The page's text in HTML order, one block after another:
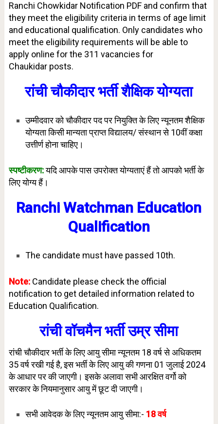
Ranchi Chowkidar Notification PDF and confirm that
they meet the eligibility criteria in terms of age limit
and educational qualification. Only candidates who
meet the eligibility requirements will be able to
apply online for the 311 vacancies for
Chaukidar posts.
रांची चौकीदार भर्ती शैक्षिक योग्यता
उम्मीदवार को चौकीदार पद पर नियुक्ति के लिए न्यूनतम शैक्षिक
योग्यता किसी मान्यता प्राप्त विद्यालय/ संस्थान से 10वीं कक्षा
उत्तीर्ण होना चाहिए।
स्पष्टीकरण:यदि आपके पास उपरोक्त योग्यताएं हैं तो आपको भर्ती के
लिए योग्य हैं।
Ranchi Watchman Education
Qualification
The candidate must have passed 10th.
Note: Candidate please check the official
notification to get detailed information related to
Education Qualification.
रांची वॉचमैन भर्ती उम्र सीमा
रांची चौकीदार भर्ती के लिए आयु सीमा न्यूनतम 18 वर्ष से अधिकतम
35 वर्ष रखी गई है, इस भर्ती के लिए आयु की गणना 01 जुलाई 2024
के आधार पर की जाएगी। इसके अलावा सभी आरक्षित वर्गो को
सरकार के नियमानुसार आयु में छूट दी जाएगी।
सभी आवेदक के लिए न्यूनतम आयु सीमा:- 18वर्ष